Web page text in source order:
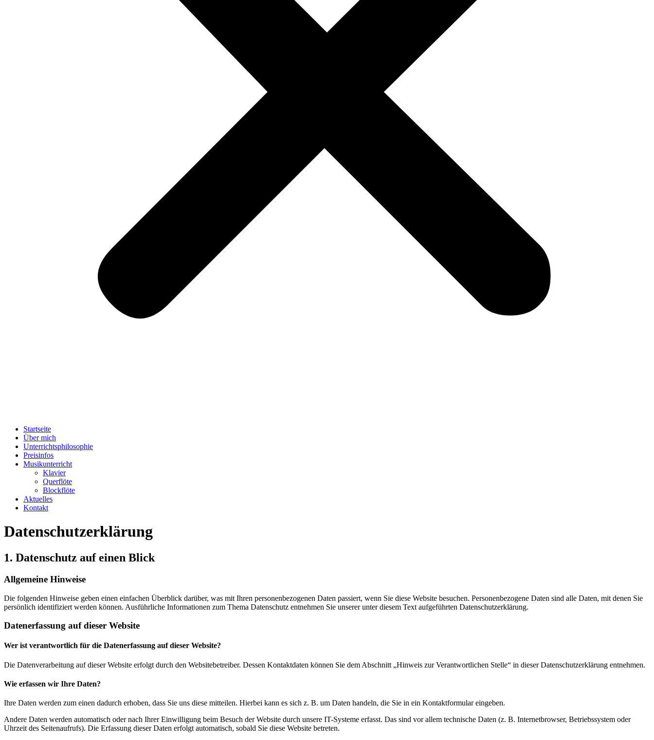
Startseite
Über mich
Unterrichtsphilosophie
Preisinfos
Musikunterricht
Klavier
Querflöte
Blockflöte
Aktuelles
Kontakt
Datenschutz­erklärung
1. Datenschutz auf einen Blick
Allgemeine Hinweise
Die folgenden Hinweise geben einen einfachen Überblick darüber, was mit Ihren personenbezogenen Daten passiert, wenn Sie diese Website besuchen. Personenbezogene Daten sind alle Daten, mit denen Sie
persönlich identifiziert werden können. Ausführliche Informationen zum Thema Datenschutz entnehmen Sie unserer unter diesem Text aufgeführten Datenschutzerklärung.
Datenerfassung auf dieser Website
Wer ist verantwortlich für die Datenerfassung auf dieser Website?
Die Datenverarbeitung auf dieser Website erfolgt durch den Websitebetreiber. Dessen Kontaktdaten können Sie dem Abschnitt „Hinweis zur Verantwortlichen Stelle“ in dieser Datenschutzerklärung entnehmen.
Wie erfassen wir Ihre Daten?
Ihre Daten werden zum einen dadurch erhoben, dass Sie uns diese mitteilen. Hierbei kann es sich z. B. um Daten handeln, die Sie in ein Kontaktformular eingeben.
Andere Daten werden automatisch oder nach Ihrer Einwilligung beim Besuch der Website durch unsere IT-Systeme erfasst. Das sind vor allem technische Daten (z. B. Internetbrowser, Betriebssystem oder
Uhrzeit des Seitenaufrufs). Die Erfassung dieser Daten erfolgt automatisch, sobald Sie diese Website betreten.